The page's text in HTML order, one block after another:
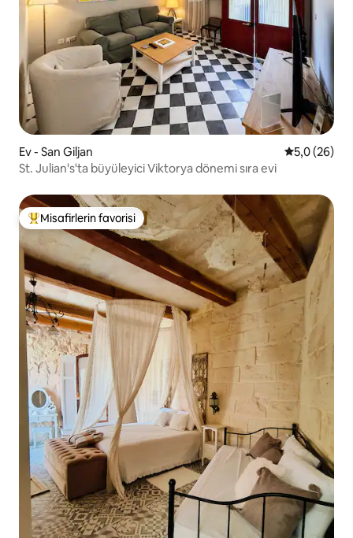
Ev - San Giljan 5 üzerinden
5,0 (26)
St. Julian's'ta büyüleyici Viktorya dönemi sıra evi
Misafirlerin favorilerinden en beğenilenler arasında
Misafirlerin favorisi